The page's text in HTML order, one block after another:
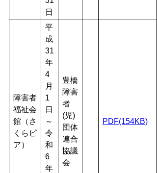
日
障害者
福祉会
館（さ
くらピ
ア）
平
成
31
年
4
月
1
日
～
令
和
6
年
豊橋
障害
者
(児)
団体
連合
協議
会
PDF(154KB)